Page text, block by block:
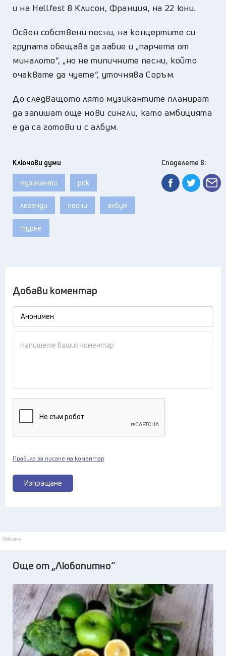
и на Hellfest в Клисон, Франция, на 22 юни.
Освен собствени песни, на концертите си
групата обещава да забие и „парчета от
миналото“, „но не типичните песни, който
очаквате да чуете“, уточнява Соръм.
До следващото лято музикантите планират
да запишат още нови сингли, като амбицията
е да са готови и с албум.
Ключови думи
музиканти рок
легенди песни албум
турне
Споделете в:
Добави коментар
Изпращане
Правила за писане на коментар
Реклама
Още от „Любопитно“